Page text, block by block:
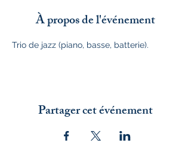
À propos de l'événement
Trio de jazz (piano, basse, batterie).
Partager cet événement